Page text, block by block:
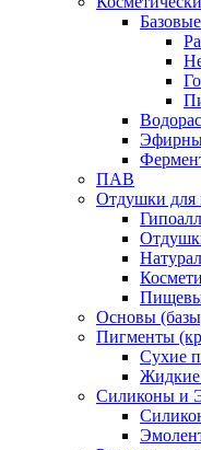
ПАВ
Отдушки для
Основы
Пигменты
Сухие
Жидкие
Силиконы и